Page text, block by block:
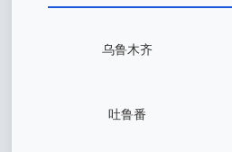
乌鲁木齐
吐鲁番